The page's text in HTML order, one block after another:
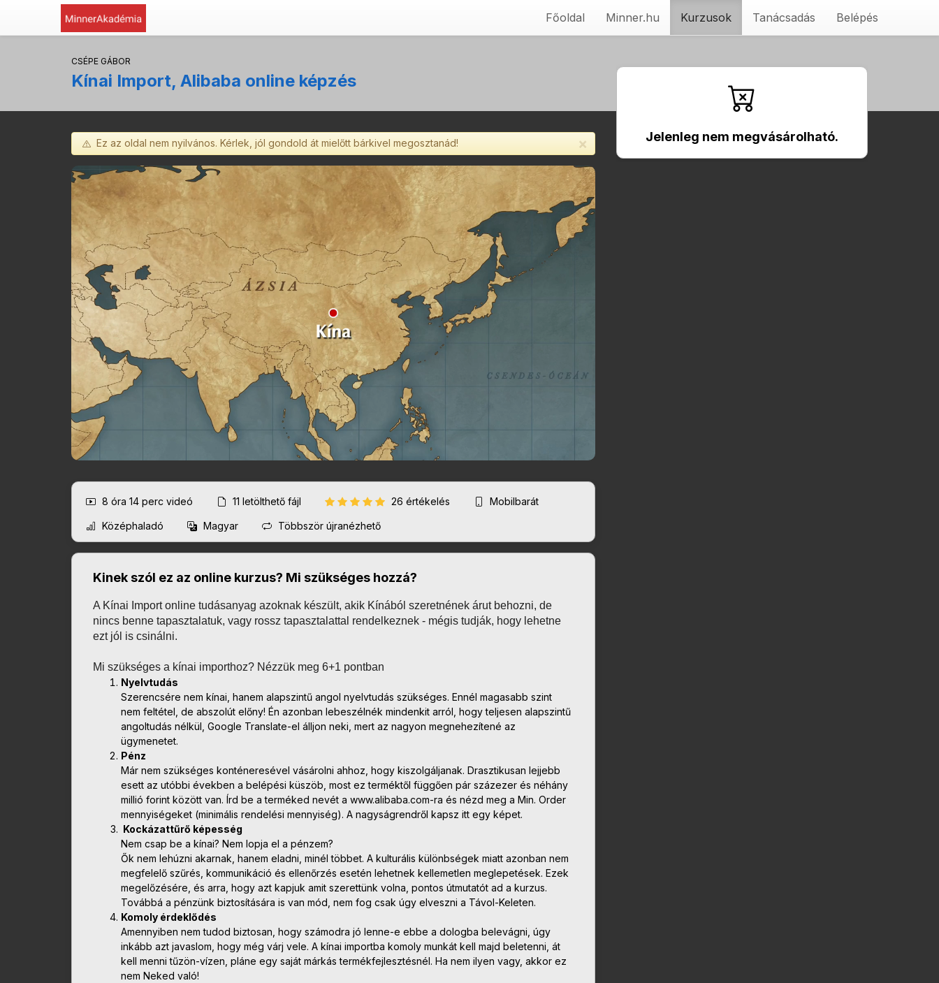
Főoldal Minner.hu Kurzusok Tanácsadás Belépés
CSÉPE GÁBOR
Kínai Import, Alibaba online képzés
×
Ez az oldal nem nyilvános. Kérlek, jól gondold át mielőtt bárkivel megosztanád!
8 óra 14 perc videó 11 letölthető fájl 26 értékelés Mobilbarát
Középhaladó Magyar Többször újranézhető
Kinek szól ez az online kurzus? Mi szükséges hozzá?
A Kínai Import online tudásanyag azoknak készült, akik Kínából szeretnének árut behozni, de
nincs benne tapasztalatuk, vagy rossz tapasztalattal rendelkeznek - mégis tudják, hogy lehetne
ezt jól is csinálni.
Mi szükséges a kínai importhoz? Nézzük meg 6+1 pontban
Nyelvtudás
Szerencsére nem kínai, hanem alapszintű angol nyelvtudás szükséges. Ennél magasabb szint
nem feltétel, de abszolút előny! Én azonban lebeszélnék mindenkit arról, hogy teljesen alapszintű
angoltudás nélkül, Google Translate-el álljon neki, mert az nagyon megnehezítené az
ügymenetet.
Pénz
Már nem szükséges konténeresével vásárolni ahhoz, hogy kiszolgáljanak. Drasztikusan lejjebb
esett az utóbbi években a belépési küszöb, most ez terméktől függően pár százezer és néhány
millió forint között van. Írd be a terméked nevét a www.alibaba.com-ra és nézd meg a Min. Order
mennyiségeket (minimális rendelési mennyiség). A nagyságrendről kapsz itt egy képet.
Kockázattűrő képesség
Nem csap be a kínai? Nem lopja el a pénzem?
Ők nem lehúzni akarnak, hanem eladni, minél többet. A kulturális különbségek miatt azonban nem
megfelelő szűrés, kommunikáció és ellenőrzés esetén lehetnek kellemetlen meglepetések. Ezek
megelőzésére, és arra, hogy azt kapjuk amit szerettünk volna, pontos útmutatót ad a kurzus.
Továbbá a pénzünk biztosítására is van mód, nem fog csak úgy elveszni a Távol-Keleten.
Komoly érdeklődés
Amennyiben nem tudod biztosan, hogy számodra jó lenne-e ebbe a dologba belevágni, úgy
inkább azt javaslom, hogy még várj vele. A kínai importba komoly munkát kell majd beletenni, át
kell menni tűzön-vízen, pláne egy saját márkás termékfejlesztésnél. Ha nem ilyen vagy, akkor ez
nem Neked való!
Jelenleg nem megvásárolható.